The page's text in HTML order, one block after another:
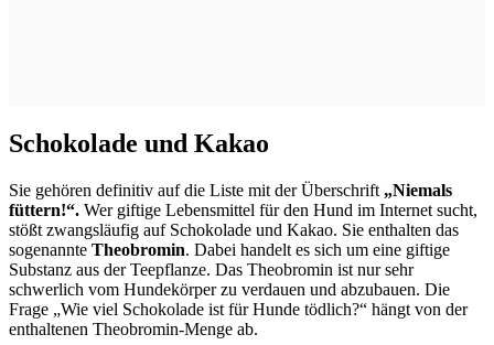
Schokolade und Kakao
Sie gehören definitiv auf die Liste mit der Überschrift „Niemals
füttern!“. Wer giftige Lebensmittel für den Hund im Internet sucht,
stößt zwangsläufig auf Schokolade und Kakao. Sie enthalten das
sogenannte Theobromin. Dabei handelt es sich um eine giftige
Substanz aus der Teepflanze. Das Theobromin ist nur sehr
schwerlich vom Hundekörper zu verdauen und abzubauen. Die
Frage „Wie viel Schokolade ist für Hunde tödlich?“ hängt von der
enthaltenen Theobromin-Menge ab.